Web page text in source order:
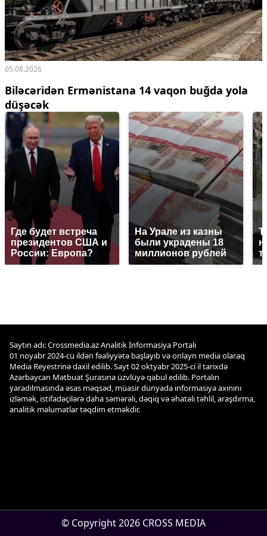
05.08.2026
Biləcəridən Ermənistana 14 vaqon buğda yola
düşəcək
Где будет встреча
президентов США и
России: Европа?
На Урале из казны
были украдены 18
миллионов рублей
Saytın adı: Crossmedia.az Analitik İnformasiya Portalı
01 noyabr 2024-cü ildən fəaliyyətə başlayıb və onlayn media olaraq
Media Reyestrinə daxil edilib. Sayt 02 oktyabr 2025-ci il tarixdə
Azərbaycan Mətbuat Şurasına üzvlüyə qəbul edilib. Portalın
yaradılmasında əsas məqsəd, müasir dünyada informasiya axınını
izləmək, istifadəçilərə daha səmərəli, dəqiq və əhatəli təhlil, araşdırma,
analitik məlumatlar təqdim etməkdir.
© Copyright 2026 CROSS MEDIA